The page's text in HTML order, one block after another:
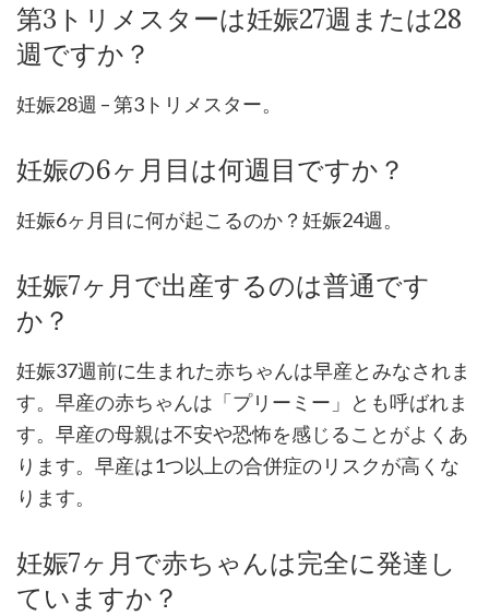
第3トリメスターは妊娠27週または28
週ですか？
妊娠28週 – 第3トリメスター。
妊娠の6ヶ月目は何週目ですか？
妊娠6ヶ月目に何が起こるのか？妊娠24週。
妊娠7ヶ月で出産するのは普通です
か？
妊娠37週前に生まれた赤ちゃんは早産とみなされま
す。早産の赤ちゃんは「プリーミー」とも呼ばれま
す。早産の母親は不安や恐怖を感じることがよくあ
ります。早産は1つ以上の合併症のリスクが高くな
ります。
妊娠7ヶ月で赤ちゃんは完全に発達し
ていますか？